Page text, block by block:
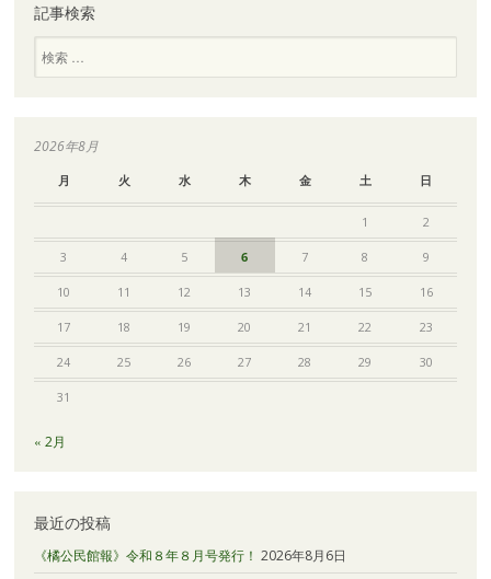
記事検索
索
2026年8月
月 火 水 木 金 土 日
1 2
3 4 5 6 7 8 9
10 11 12 13 14 15 16
17 18 19 20 21 22 23
24 25 26 27 28 29 30
31
« 2月
最近の投稿
《橘公民館報》令和８年８月号発行！ 2026年8月6日